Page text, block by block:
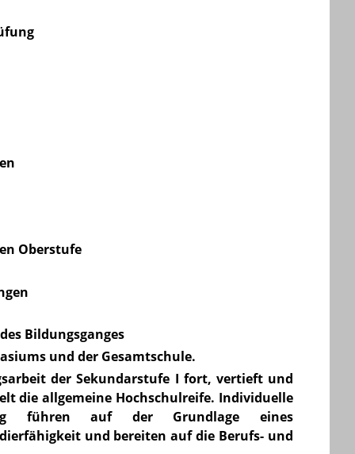
Oberstufe
Bildungsganges
und der Gesamtschule.
der Sekundarstufe I fort, vertieft und
die allgemeine Hochschulreife. Individuelle
führen auf der Grundlage eines
und bereiten auf die Berufs- und